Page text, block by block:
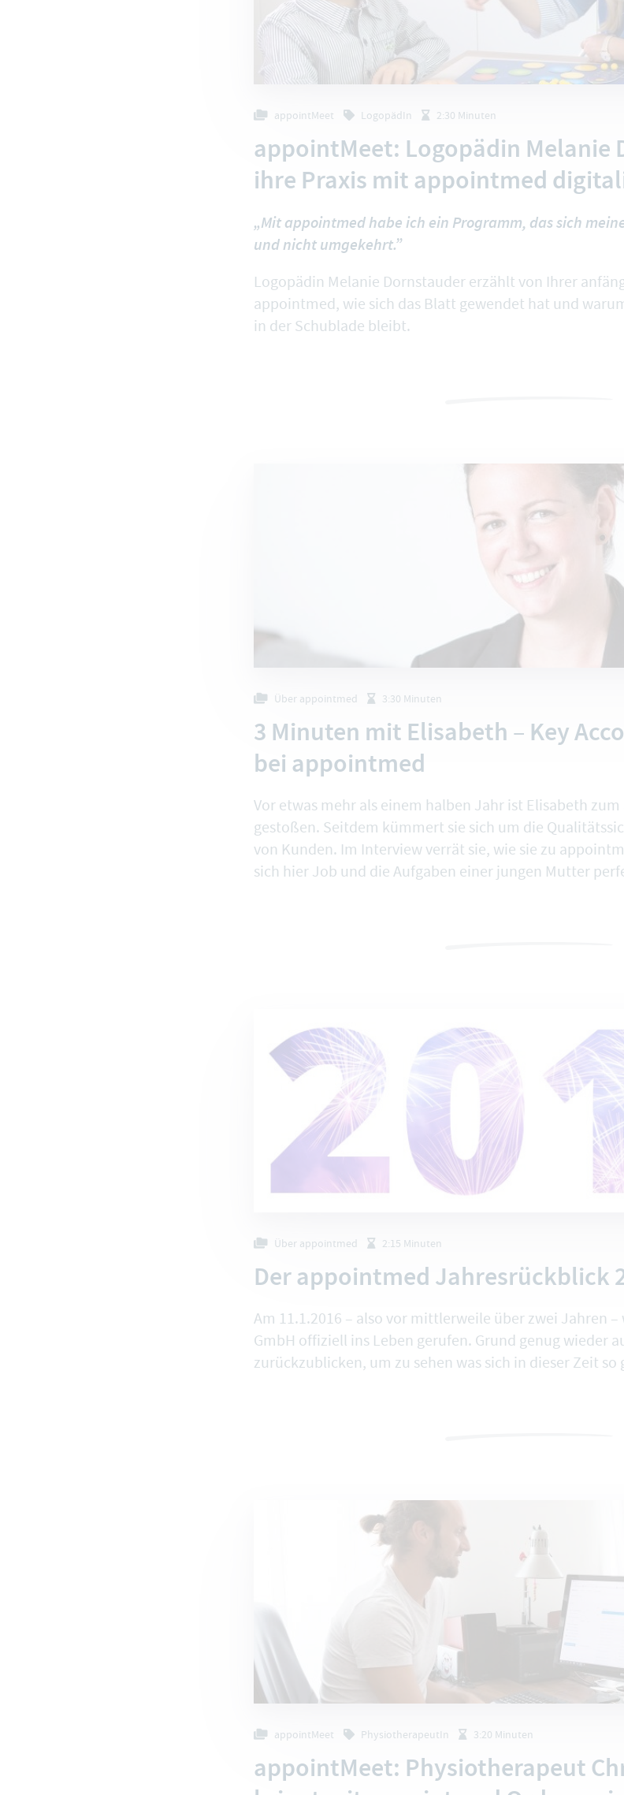
appointMeet LogopädIn 2:30 Minuten
appointMeet: Logopädin Melanie
ihre Praxis mit appointmed
„Mit appointmed habe ich ein Programm, das sich
und nicht umgekehrt.”
Logopädin Melanie Dornstauder erzählt von Ihrer
appointmed, wie sich das Blatt gewendet hat und
in der Schublade bleibt.
Über appointmed 3:30 Minuten
3 Minuten mit Elisabeth – Key
bei appointmed
Vor etwas mehr als einem halben Jahr ist Elisabeth
gestoßen. Seitdem kümmert sie sich um die
von Kunden. Im Interview verrät sie, wie sie zu
sich hier Job und die Aufgaben einer jungen Mutter
Über appointmed 2:15 Minuten
Der appointmed Jahresrückblick
Am 11.1.2016 – also vor mittlerweile über zwei Jahren
GmbH offiziell ins Leben gerufen. Grund genug wieder
zurückzublicken, um zu sehen was sich in dieser Zeit so
appointMeet PhysiotherapeutIn 3:20 Minuten
appointMeet: Physiotherapeut